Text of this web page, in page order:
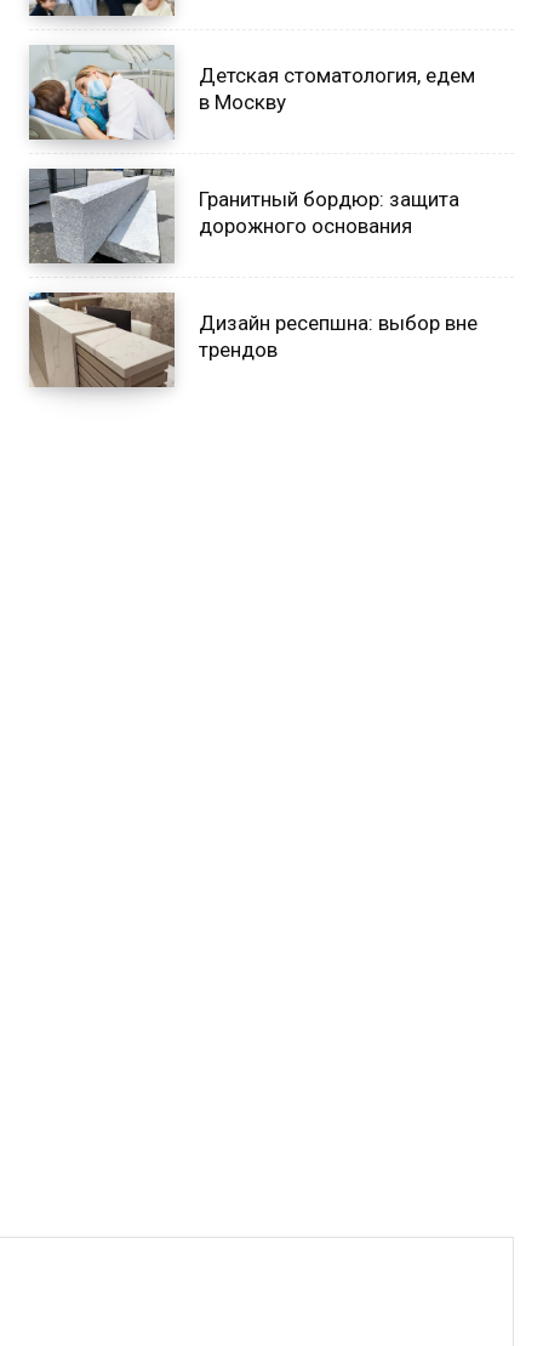
Детская стоматология, едем
в Москву
Гранитный бордюр: защита
дорожного основания
Дизайн ресепшна: выбор вне
трендов